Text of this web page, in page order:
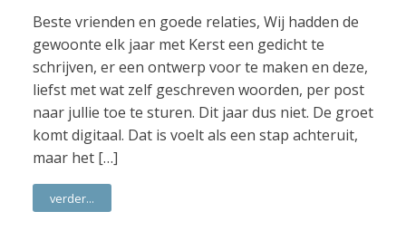
Beste vrienden en goede relaties, Wij hadden de
gewoonte elk jaar met Kerst een gedicht te
schrijven, er een ontwerp voor te maken en deze,
liefst met wat zelf geschreven woorden, per post
naar jullie toe te sturen. Dit jaar dus niet. De groet
komt digitaal. Dat is voelt als een stap achteruit,
maar het […]
verder...